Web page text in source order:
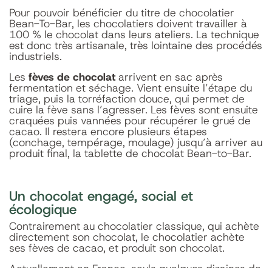
Pour pouvoir bénéficier du titre de chocolatier
Bean-To-Bar, les chocolatiers doivent travailler à
100 % le chocolat dans leurs ateliers. La technique
est donc très artisanale, très lointaine des procédés
industriels.
Les fèves de chocolatarrivent en sac après
fermentation et séchage. Vient ensuite l’étape du
triage, puis la torréfaction douce, qui permet de
cuire la fève sans l’agresser. Les fèves sont ensuite
craquées puis vannées pour récupérer le grué de
cacao. Il restera encore plusieurs étapes
(conchage, tempérage, moulage) jusqu’à arriver au
produit final, la tablette de chocolat Bean-to-Bar.
Un chocolat engagé, social et
écologique
Contrairement au chocolatier classique, qui achète
directement son chocolat, le chocolatier achète
ses fèves de cacao, et produit son chocolat.